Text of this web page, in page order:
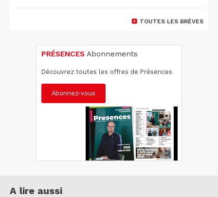
TOUTES LES BRÈVES
PRÉSENCES Abonnements
Découvrez toutes les offres de Présences
Abonnez-vous
A lire aussi